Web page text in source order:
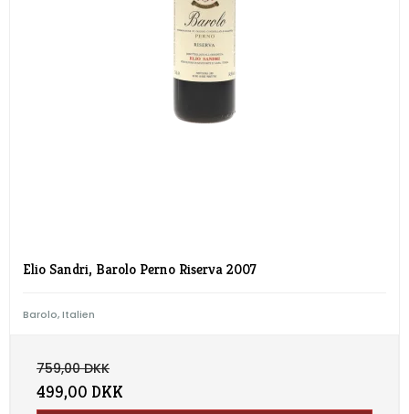
Elio Sandri, Barolo Perno Riserva 2007
Barolo, Italien
759,00 DKK
499,00 DKK